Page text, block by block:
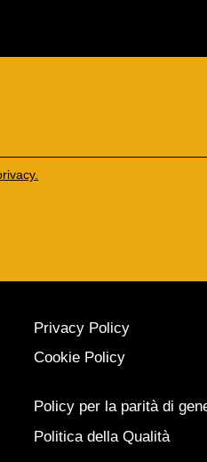
Privacy Policy
Cookie Policy
Policy per la parità di
Politica della Qualità